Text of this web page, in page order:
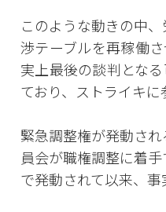
このような動きの中
渉テーブルを再稼働
実上最後の談判とな
ており、ストライキ
緊急調整権が発動さ
員会が職権調整に着
で発動されて以来、事